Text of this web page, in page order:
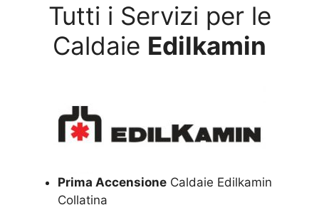
Tutti i Servizi per le
Caldaie Edilkamin
Prima Accensione Caldaie Edilkamin
Collatina